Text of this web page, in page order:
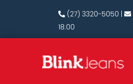
(27) 3320-5050
18:00